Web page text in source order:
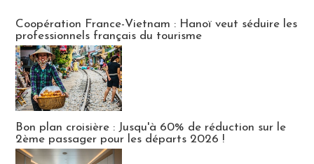
Coopération France-Vietnam : Hanoï veut séduire les
professionnels français du tourisme
Bon plan croisière : Jusqu'à 60% de réduction sur le
2ème passager pour les départs 2026 !